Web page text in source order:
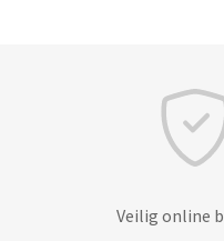
Veilig online